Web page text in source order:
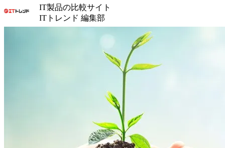
IT製品の比較サイト
ITトレンド 編集部